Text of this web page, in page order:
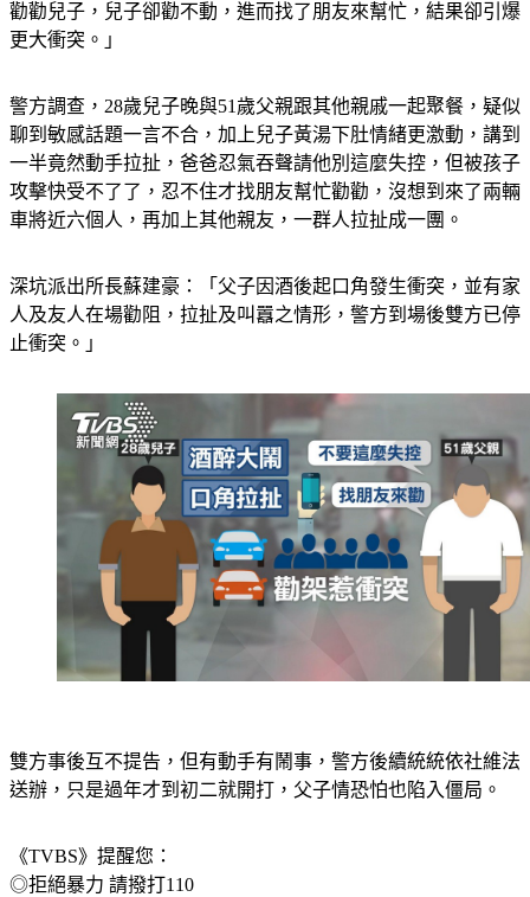
記者李潔：「過年全家圍爐，父子倆起了爭執，當時爸爸想要
勸勸兒子，兒子卻勸不動，進而找了朋友來幫忙，結果卻引爆
警方調查，28歲兒子晚與51歲父親跟其他親戚一起聚餐，疑似
聊到敏感話題一言不合，加上兒子黃湯下肚情緒更激動，講到
一半竟然動手拉扯，爸爸忍氣吞聲請他別這麼失控，但被孩子
攻擊快受不了了，忍不住才找朋友幫忙勸勸，沒想到來了兩輛
深坑派出所長蘇建豪：「父子因酒後起口角發生衝突，並有家
人及友人在場勸阻，拉扯及叫囂之情形，警方到場後雙方已停
雙方事後互不提告，但有動手有鬧事，警方後續統統依社維法
《TVBS》提醒您：